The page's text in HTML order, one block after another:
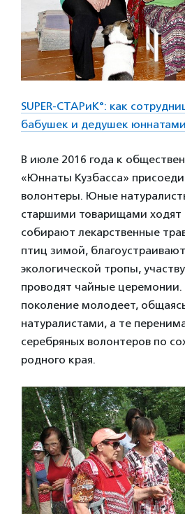
SUPER-СТАРиК°: как
бабушек и дедушек
В июле 2016 года к
«Юннаты Кузбасса»
волонтеры. Юные
старшими товарищами ходят
собирают лекарственные
птиц зимой,
экологической тропы,
проводят чайные
поколение молодеет,
натуралистами, а те
серебряных волонтеров по
родного края.